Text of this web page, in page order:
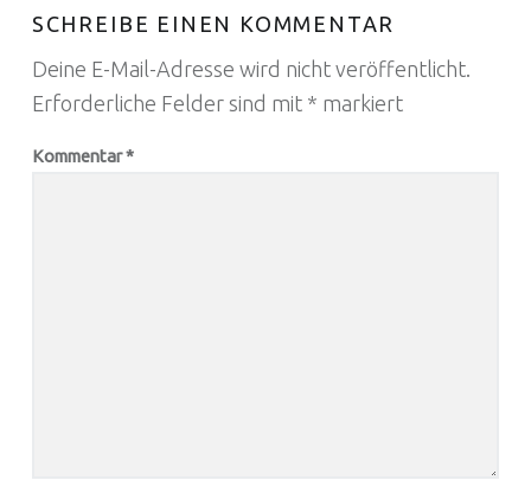
SCHREIBE EINEN KOMMENTAR
Deine E-Mail-Adresse wird nicht veröffentlicht.
Erforderliche Felder sind mit * markiert
Kommentar*